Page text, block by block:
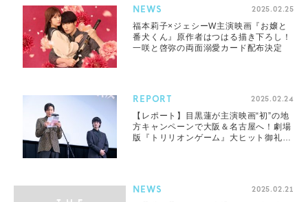
NEWS 2025.02.25
福本莉子×ジェシーW主演映画『お嬢と
番犬くん』原作者はつはる描き下ろし！
一咲と啓弥の両面溺愛カード配布決定
REPORT 2025.02.24
【レポート】目黒蓮が主演映画“初”の地
方キャンペーンで大阪＆名古屋へ！劇場
版『トリリオンゲーム』大ヒット御礼舞
NEWS 2025.02.21